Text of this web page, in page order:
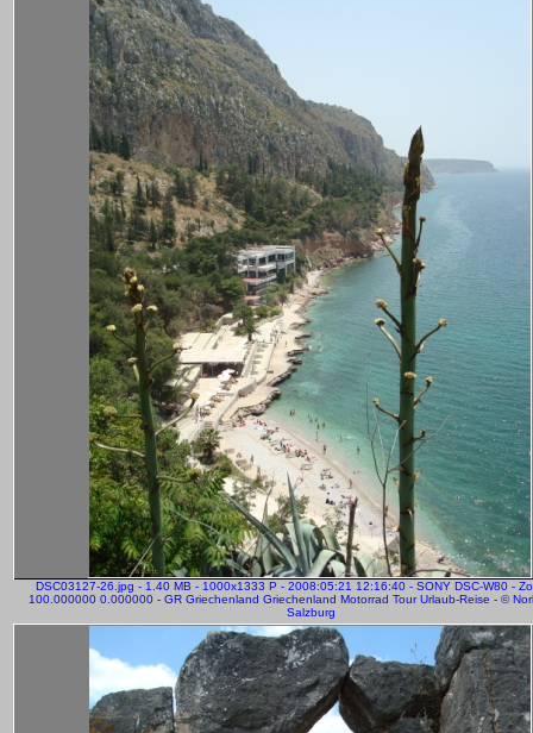
DSC03127-26.jpg - 1.40 MB - 1000x1333 P - 2008:05:21 12:16:40 - SONY DSC-W80 -
100.000000 0.000000 - GR Griechenland Griechenland Motorrad Tour Urlaub-Reise - ©
Salzburg